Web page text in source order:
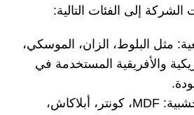
إلى الفئات التالية:
مثل البلوط، الزان، الموسكي،
والأفريقية المستخدمة في
المسطحات الخشبية: MDF، كونتر، أبلاكاش،